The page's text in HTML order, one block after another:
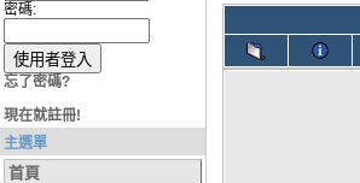
密碼:
忘了密碼?
現在就註冊!
主選單
首頁